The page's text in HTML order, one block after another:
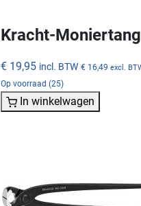
Kracht-
€ 19,95 incl. BTW € 16,49 excl.
Op voorraad (25)
In winkelwagen